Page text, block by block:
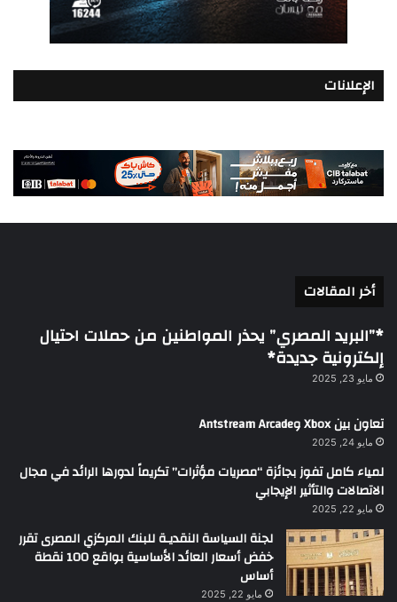
الإعلانات
أخر المقالات
*”البريد المصري” يحذر المواطنين من حملات احتيال
إلكترونية جديدة*
مايو 23, 2025
تعاون بين Xbox وAntstream Arcade
مايو 24, 2025
لمياء كامل تفوز بجائزة “مصريات مؤثرات” تكريماً لدورها الرائد في مجال
الاتصالات والتأثير الإيجابي
مايو 22, 2025
لجنة السياسة النقديـة للبنك المركزي المصرى تقرر
خفض أسعار العائد الأساسية بواقع 100 نقطة
أساس
مايو 22, 2025